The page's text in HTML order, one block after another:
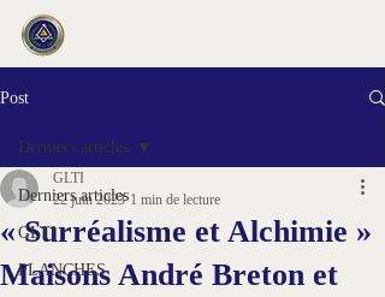
Post
Derniers articles
GLTI
PLANCHES
Derniers articles
« Surréalisme et Alchimie »
Maisons André Breton et
GLTI
22 juin 2023 1 min de lecture